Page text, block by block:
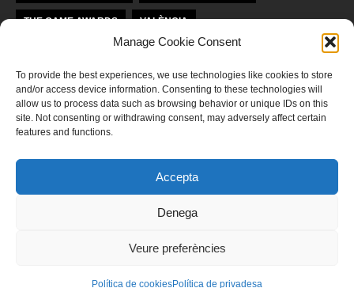
Manage Cookie Consent
To provide the best experiences, we use technologies like cookies to store
and/or access device information. Consenting to these technologies will
allow us to process data such as browsing behavior or unique IDs on this
site. Not consenting or withdrawing consent, may adversely affect certain
features and functions.
Accepta
Denega
Veure preferències
Política de cookiesPolítica de privadesa
THE GAME AWARDS VALÈNCIA
LLICÈNCIA KREA KOMUNAĴO
Aquesta obra està subjecta a una llicència deReconeixement-
NoComercial-SenseObraDerivada 4.0 Internacional de Krea Komunaĵo
‍Llegeix ací la nostra política de privadesa